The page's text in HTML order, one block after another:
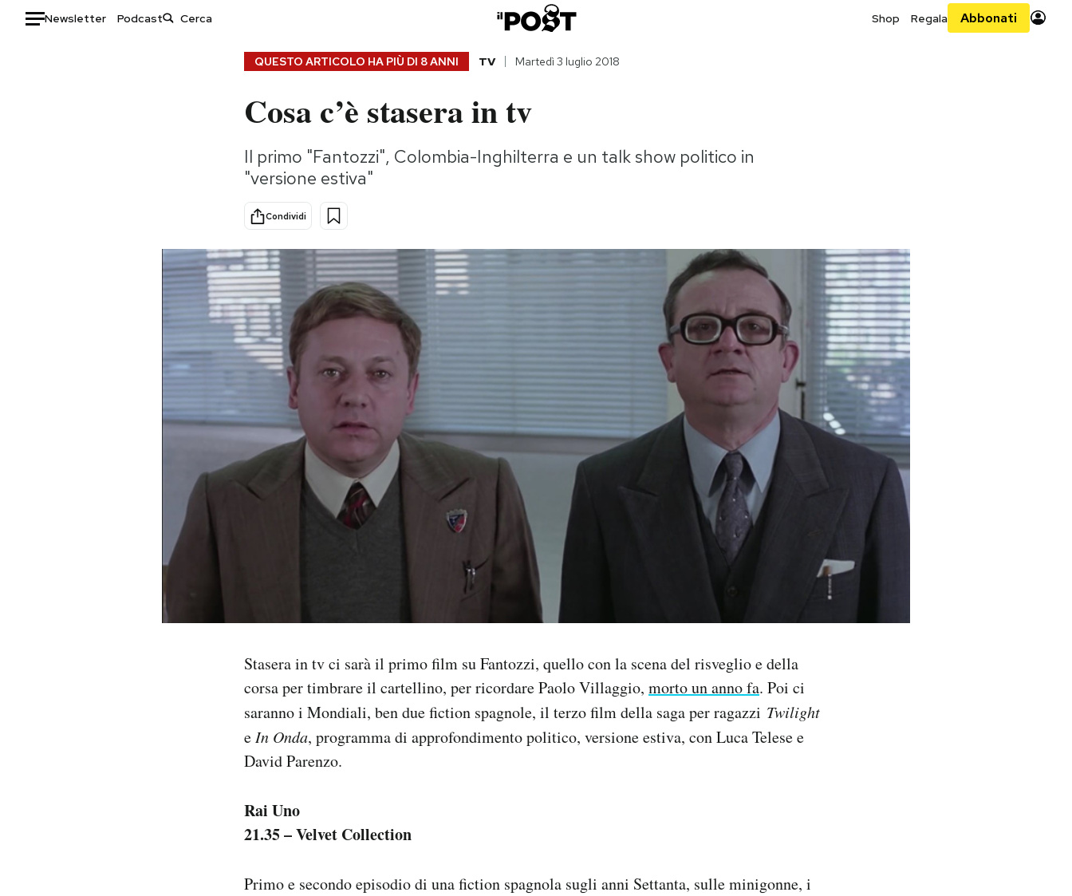
Newsletter Podcast Shop Regala Abbonati
Consumismi
Storie/Idee
Ok Boomer!
Media
Europa
Altrecose
Mondiali calcio 2026
QUESTO ARTICOLO HA PIÙ DI 8 ANNI TV Martedì 3 luglio 2018
Cosa c’è stasera in tv
Il primo "Fantozzi", Colombia-Inghilterra e un talk show politico in
"versione estiva"
Condividi
Stasera in tv ci sarà il primo film su Fantozzi, quello con la scena del risveglio e della
corsa per timbrare il cartellino, per ricordare Paolo Villaggio, morto un anno fa. Poi ci
saranno i Mondiali, ben due fiction spagnole, il terzo film della saga per ragazzi Twilight
eIn Onda, programma di approfondimento politico, versione estiva, con Luca Telese e
David Parenzo.
Rai Uno
21.35 – Velvet Collection
Primo e secondo episodio di una fiction spagnola sugli anni Settanta, sulle minigonne, i